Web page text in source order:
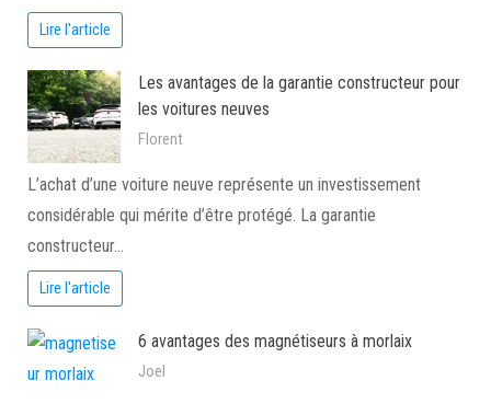
Lire l'article
Les avantages de la garantie constructeur pour
les voitures neuves
Florent
L’achat d’une voiture neuve représente un investissement
considérable qui mérite d’être protégé. La garantie
constructeur…
Lire l'article
6 avantages des magnétiseurs à morlaix
Joel